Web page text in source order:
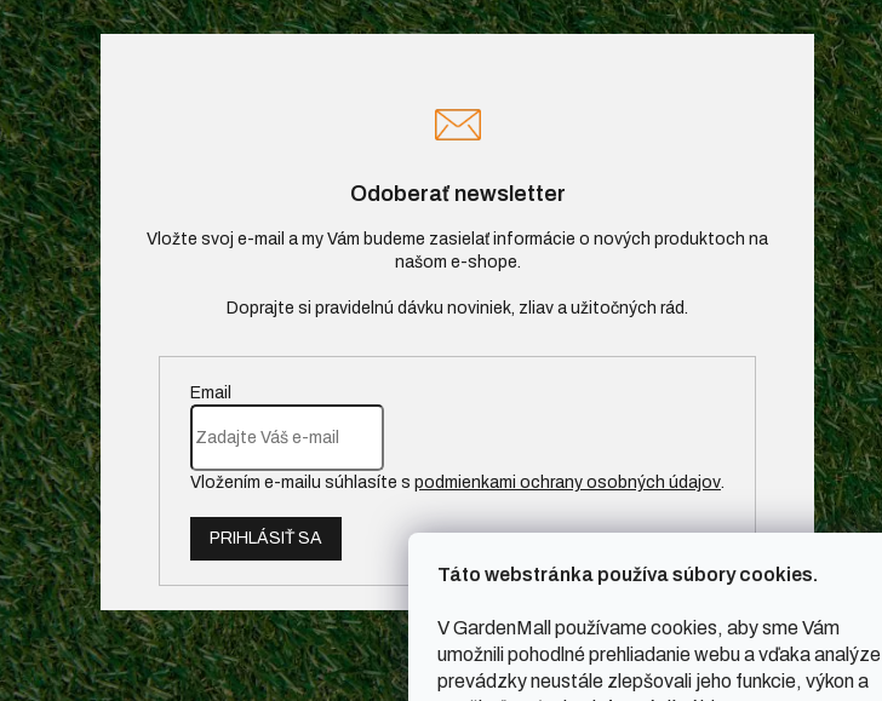
Táto webstránka používa súbory cookies.
V GardenMall používame cookies, aby sme Vám
umožnili pohodlné prehliadanie webu a vďaka analýze
prevádzky neustále zlepšovali jeho funkcie, výkon a
Odoberať newsletter
Vložte svoj e-mail a my Vám budeme zasielať informácie o nových produktoch na
našom e-shope.
Email
Vložením e-mailu súhlasíte s podmienkami ochrany osobných údajov
PRIHLÁSIŤ SA